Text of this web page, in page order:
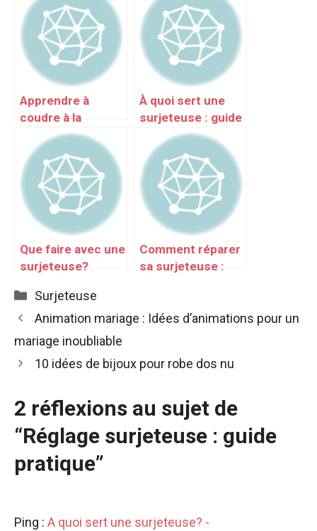
Apprendre à
coudre à la
machine : guide
débutant
À quoi sert une
surjeteuse : guide
simple
Que faire avec une
surjeteuse?
Comment réparer
sa surjeteuse :
Catégories
Surjeteuse
Animation mariage : Idées d’animations pour un
mariage inoubliable
10 idées de bijoux pour robe dos nu
2 réflexions au sujet de
“Réglage surjeteuse : guide
pratique”
Ping : A quoi sert une surjeteuse? -